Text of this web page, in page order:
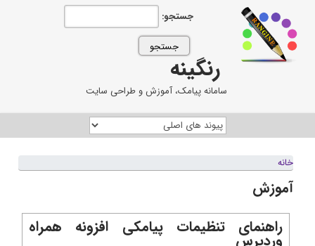
جستجو:
رنگینه
سامانه پیامک، آموزش و طراحی سایت
خانه
آموزش
راهنمای تنظیمات پیامکی افزونه همراه
وردپرس